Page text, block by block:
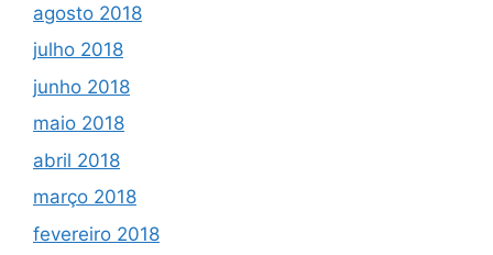
agosto 2018
julho 2018
junho 2018
maio 2018
abril 2018
março 2018
fevereiro 2018